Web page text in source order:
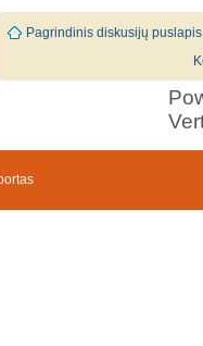
Pagrindinis diskusijų puslapis